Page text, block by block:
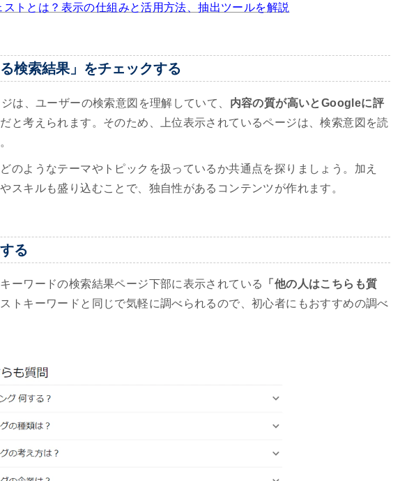
トとは？表示の仕組みと活用方法、抽出ツールを解説
検索結果」をチェックする
は、ユーザーの検索意図を理解していて、 内容の質が高いとGoogleに評
だと考えられます。そのため、上位表示されているページは、検索意図を読
のようなテーマやトピックを扱っているか共通点を探りましょう。加え
スキルも盛り込むことで、独自性があるコンテンツが作れます。
る
ーワードの検索結果ページ下部に表示されている
「他の人はこちらも質
トキーワードと同じで気軽に調べられるので、初心者にもおすすめの調べ